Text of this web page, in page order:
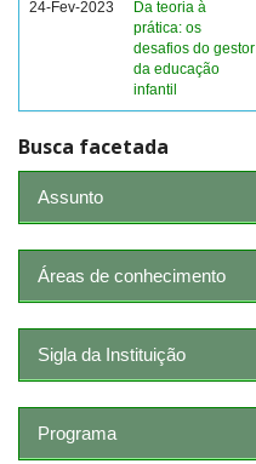
24-Fev-2023
Da teoria à
prática: os
desafios do gestor
da educação
infantil
Busca facetada
Assunto
Áreas de conhecimento
Sigla da Instituição
Programa